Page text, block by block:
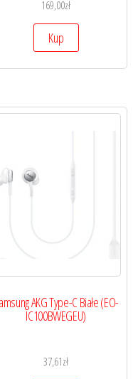
169,00zł
Kup
AKG Type-C Białe (EO-
IC100BWEGEU)
37,61zł